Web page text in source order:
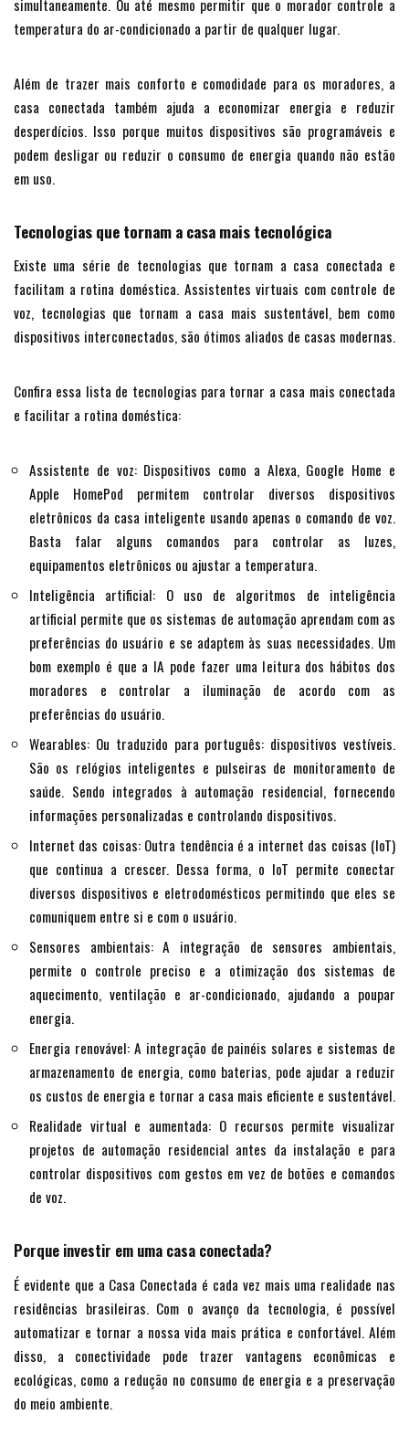
simultaneamente. Ou até mesmo permitir que o morador controle a
temperatura do ar-condicionado a partir de qualquer lugar.
Além de trazer mais conforto e comodidade para os moradores, a
casa conectada também ajuda a economizar energia e reduzir
desperdícios. Isso porque muitos dispositivos são programáveis e
podem desligar ou reduzir o consumo de energia quando não estão
em uso.
Tecnologias que tornam a casa mais tecnológica
Existe uma série de tecnologias que tornam a casa conectada e
facilitam a rotina doméstica. Assistentes virtuais com controle de
voz, tecnologias que tornam a casa mais sustentável, bem como
dispositivos interconectados, são ótimos aliados de casas modernas.
Confira essa lista de tecnologias para tornar a casa mais conectada
e facilitar a rotina doméstica:
Assistente de voz: Dispositivos como a Alexa, Google Home e
Apple HomePod permitem controlar diversos dispositivos
eletrônicos da casa inteligente usando apenas o comando de voz.
Basta falar alguns comandos para controlar as luzes,
equipamentos eletrônicos ou ajustar a temperatura.
Inteligência artificial: O uso de algoritmos de inteligência
artificial permite que os sistemas de automação aprendam com as
preferências do usuário e se adaptem às suas necessidades. Um
bom exemplo é que a IA pode fazer uma leitura dos hábitos dos
moradores e controlar a iluminação de acordo com as
preferências do usuário.
Wearables: Ou traduzido para português: dispositivos vestíveis.
São os relógios inteligentes e pulseiras de monitoramento de
saúde. Sendo integrados à automação residencial, fornecendo
informações personalizadas e controlando dispositivos.
Internet das coisas: Outra tendência é a internet das coisas (IoT)
que continua a crescer. Dessa forma, o IoT permite conectar
diversos dispositivos e eletrodomésticos permitindo que eles se
comuniquem entre si e com o usuário.
Sensores ambientais: A integração de sensores ambientais,
permite o controle preciso e a otimização dos sistemas de
aquecimento, ventilação e ar-condicionado, ajudando a poupar
energia.
Energia renovável: A integração de painéis solares e sistemas de
armazenamento de energia, como baterias, pode ajudar a reduzir
os custos de energia e tornar a casa mais eficiente e sustentável.
Realidade virtual e aumentada: O recursos permite visualizar
projetos de automação residencial antes da instalação e para
controlar dispositivos com gestos em vez de botões e comandos
de voz.
Porque investir em uma casa conectada?
É evidente que a Casa Conectada é cada vez mais uma realidade nas
residências brasileiras. Com o avanço da tecnologia, é possível
automatizar e tornar a nossa vida mais prática e confortável. Além
disso, a conectividade pode trazer vantagens econômicas e
ecológicas, como a redução no consumo de energia e a preservação
do meio ambiente.